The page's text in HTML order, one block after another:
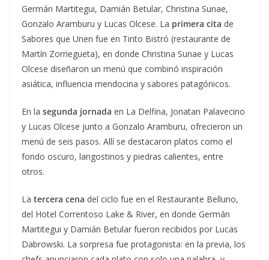
Germán Martitegui, Damián Betular, Christina Sunae,
Gonzalo Aramburu y Lucas Olcese. La primera cita de
Sabores que Unen fue en Tinto Bistró (restaurante de
Martín Zorriegueta), en donde Christina Sunae y Lucas
Olcese diseñaron un menú que combinó inspiración
asiática, influencia mendocina y sabores patagónicos.
En la segunda jornada en La Delfina, Jonatan Palavecino
y Lucas Olcese junto a Gonzalo Aramburu, ofrecieron un
menú de seis pasos. Allí se destacaron platos como el
fondo oscuro, langostinos y piedras calientes, entre
otros.
La tercera cena del ciclo fue en el Restaurante Belluno,
del Hotel Correntoso Lake & River, en donde Germán
Martitegui y Damián Betular fueron recibidos por Lucas
Dabrowski. La sorpresa fue protagonista: en la previa, los